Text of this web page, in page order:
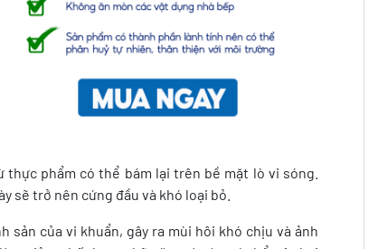
phẩm có thể bám lại trên bề mặt lò vi sóng.
sẽ trở nên cứng đầu và khó loại bỏ.
của vi khuẩn, gây ra mùi hôi khó chịu và ảnh